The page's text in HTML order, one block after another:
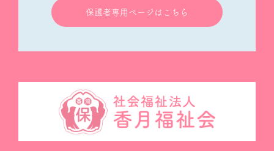
保護者専用ページはこちら